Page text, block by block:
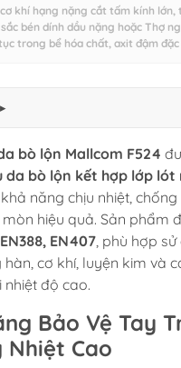
khí hạng nặng cắt tấm kính lớn,
bén dính dầu nặng hoặc Thợ
trong bể hóa chất, axit đậm đặc
▸
bò lộn Mallcom F524
da bò lộn kết hợp lớp
năng chịu nhiệt,
hiệu quả. Sản phẩm
EN388, EN407 , phù hợp
cơ khí, luyện kim và
nhiệt độ cao.
Bảo Vệ Tay
Nhiệt Cao